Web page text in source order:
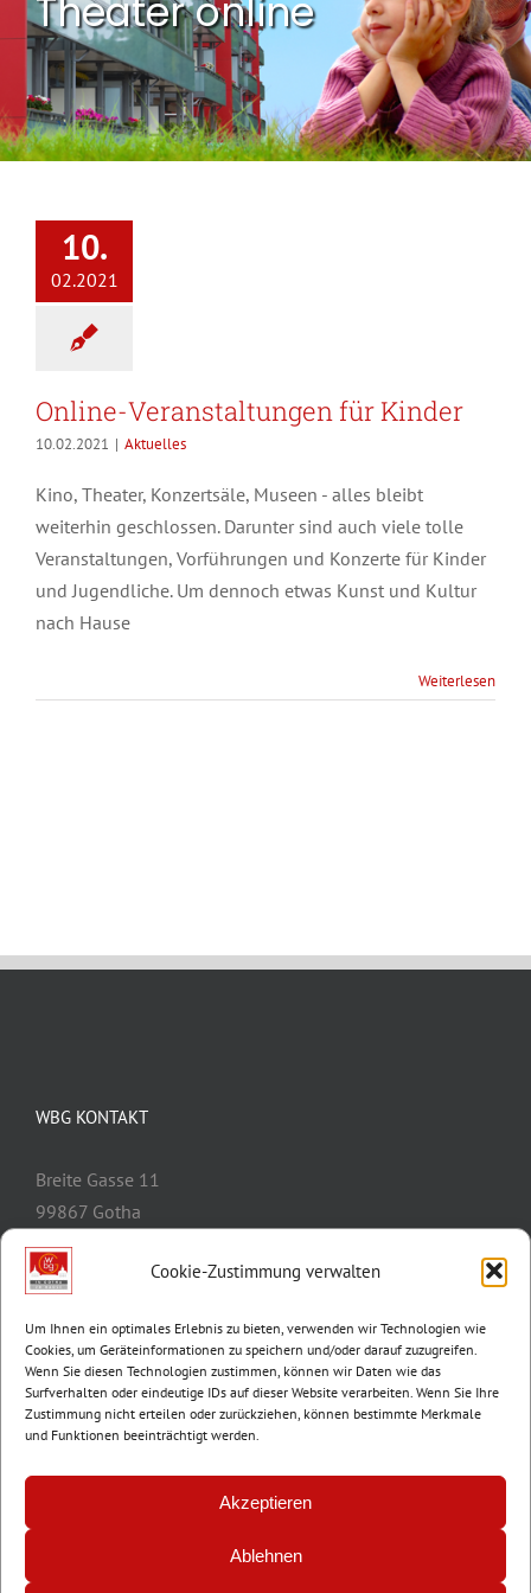
Cookie-Zustimmung verwalten
Um Ihnen ein optimales Erlebnis zu bieten, verwenden wir Technologien wie
Cookies, um Geräteinformationen zu speichern und/oder darauf zuzugreifen.
Wenn Sie diesen Technologien zustimmen, können wir Daten wie das
Surfverhalten oder eindeutige IDs auf dieser Website verarbeiten. Wenn Sie Ihre
Zustimmung nicht erteilen oder zurückziehen, können bestimmte Merkmale
und Funktionen beeinträchtigt werden.
Akzeptieren
Ablehnen
Theater online
10.
02.2021
Online-Veranstaltungen für Kinder
10.02.2021 | Aktuelles
Kino, Theater, Konzertsäle, Museen - alles bleibt
weiterhin geschlossen. Darunter sind auch viele tolle
Veranstaltungen, Vorführungen und Konzerte für Kinder
und Jugendliche. Um dennoch etwas Kunst und Kultur
nach Hause
Weiterlesen
WBG KONTAKT
Breite Gasse 11
99867 Gotha
Telefon:
E-Mail:
info@wbg-gotha.de